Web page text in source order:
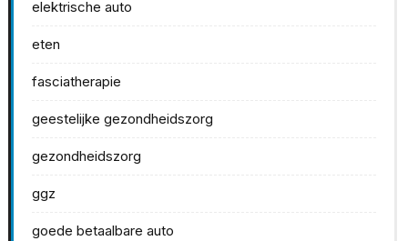
elektrische auto
eten
fasciatherapie
geestelijke gezondheidszorg
gezondheidszorg
ggz
goede betaalbare auto